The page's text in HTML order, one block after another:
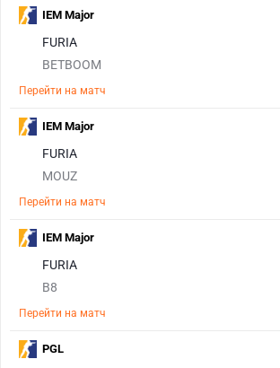
FURIA
BETBOOM
Перейти на матч
IEM Major
FURIA
MOUZ
Перейти на матч
IEM Major
FURIA
B8
Перейти на матч
IEM Major
PGL